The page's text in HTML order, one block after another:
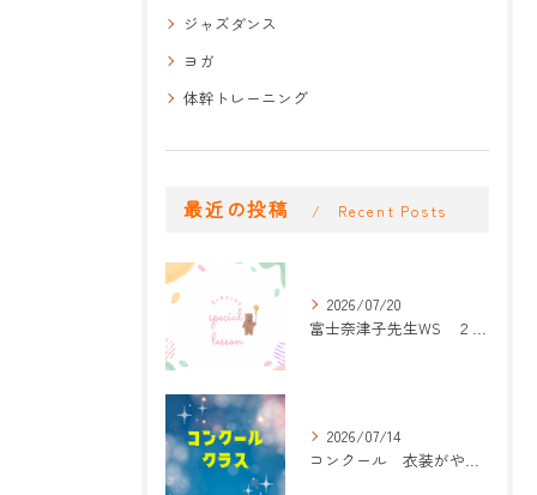
ジャズダンス
ヨガ
体幹トレーニング
最近の投稿 Recent Posts
2026/07/20
富士奈津子先生WS ２回目
2026/07/14
コンクール 衣装がやって来た！